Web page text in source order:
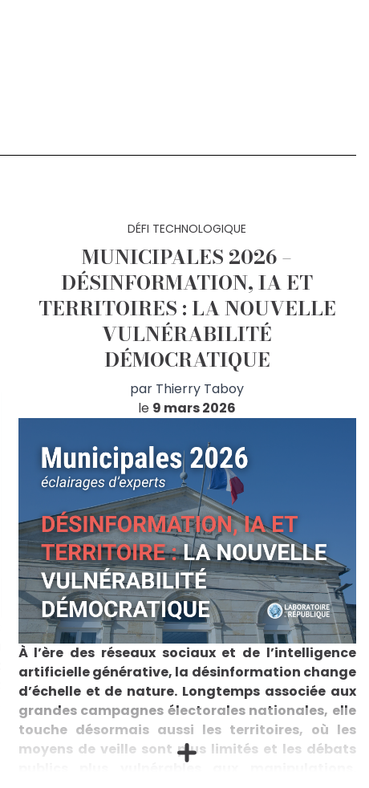
DÉFI TECHNOLOGIQUE
MUNICIPALES 2026 –
DÉSINFORMATION, IA ET
TERRITOIRES : LA NOUVELLE
VULNÉRABILITÉ
DÉMOCRATIQUE
par Thierry Taboy
le 9 mars 2026
À l’ère des réseaux sociaux et de l’intelligence
artificielle générative, la désinformation change
d’échelle et de nature. Longtemps associée aux
grandes campagnes électorales nationales, elle
touche désormais aussi les territoires, où les
moyens de veille sont plus limités et les débats
publics plus vulnérables aux manipulations.